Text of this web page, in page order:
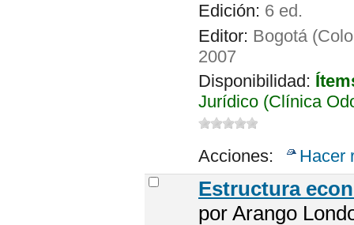
Edición: 6 ed.
Editor: Bogotá
2007
Disponibilidad:
Jurídico (Clínica
Acciones: Hacer
Estructura
por Arango